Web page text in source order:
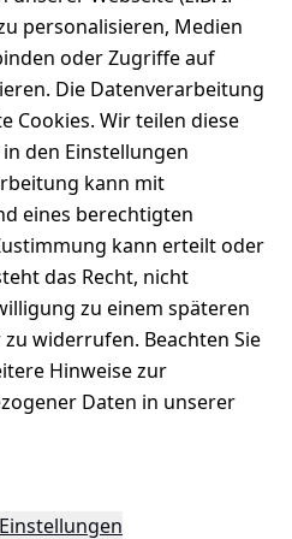
recycelbar. Ein zusätzlicher
dass der Eimer keine Beschriftungen
trägt. In Bezug auf die Handhabung
dass der Eimer mit einem
und einem Kunststoff-Henkel
ist. Er kann in der Kühlung oder
(bis -20 Grad Celsius) gelagert oder
befüllt werden (bis 100 Grad). Der
ist aus lebensmittelechtem
und kann in jeder privaten
Küche verwendet werden.
hat ein BRC-Zertifikat (nach dem
für Lebensmittelsicherheit).
ist vollständig recycelbar.
personalisieren, Medien
oder Zugriffe auf
Die Datenverarbeitung
Cookies. Wir teilen diese
den Einstellungen
kann mit
eines berechtigten
kann erteilt oder
das Recht, nicht
zu einem späteren
widerrufen. Beachten Sie
Hinweise zur
Daten in unserer
Informatio
nen
Retourenlage
r: Eichenallee
3, 06184
Kabelsketal
Telefon: +49
1512 6260858
E-Mail:
info@konsyst
em.de
Blog und
Wissensdaten
bank
Über uns
★★★★☆
Top-Verkäufer
★★★★★
Bewertungen
Über 228.000